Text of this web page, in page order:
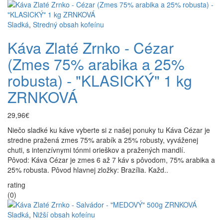
Sladká, Stredný obsah kofeínu
Káva Zlaté Zrnko - Cézar
(Zmes 75% arabika a 25%
robusta) - "KLASICKÝ" 1 kg
ZRNKOVÁ
29,96€
Niečo sladké ku káve vyberte si z našej ponuky tu Káva Cézar je
stredne pražená zmes 75% arabík a 25% robusty, vyváženej
chuti, s intenzívnymi tónmi orieškov a pražených mandlí.
Pôvod: Káva Cézar je zmes 6 až 7 káv s pôvodom, 75% arabika a
25% robusta. Pôvod hlavnej zložky: Brazília. Každ..
rating
(0)
Sladká, Nižší obsah kofeínu